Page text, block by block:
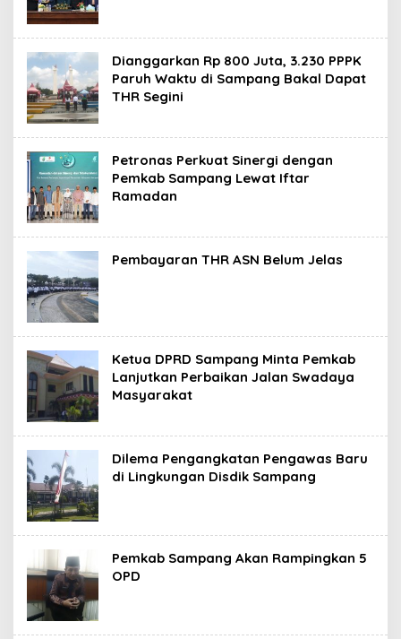
Dianggarkan Rp 800 Juta, 3.230 PPPK
Paruh Waktu di Sampang Bakal Dapat
THR Segini
Petronas Perkuat Sinergi dengan
Pemkab Sampang Lewat Iftar
Ramadan
Pembayaran THR ASN Belum Jelas
Ketua DPRD Sampang Minta Pemkab
Lanjutkan Perbaikan Jalan Swadaya
Masyarakat
Dilema Pengangkatan Pengawas Baru
di Lingkungan Disdik Sampang
Pemkab Sampang Akan Rampingkan 5
OPD